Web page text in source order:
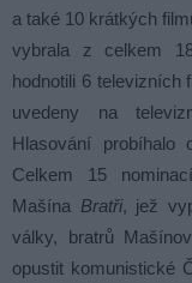
a také 10 krátkých
vybrala z celkem
hodnotili 6 televizních
uvedeny na
Hlasování
Celkem 15
Mašína Bratři, jež
války, bratrů
opustit komunistické